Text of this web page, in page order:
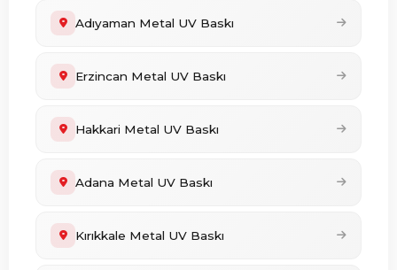
Adıyaman Metal UV Baskı
Erzincan Metal UV Baskı
Hakkari Metal UV Baskı
Adana Metal UV Baskı
Kırıkkale Metal UV Baskı